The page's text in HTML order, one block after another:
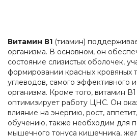
Витамин В1 (тиамин)
организма. В основном, он
состояние слизистых оболочек,
формировании красных кровяных
углеводов, самого эффективного
организма. Кроме того, витамин
оптимизирует работу ЦНС. Он
влияние на энергию, рост,
обучению, также необходим для
мышечного тонуса кишечника,